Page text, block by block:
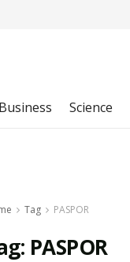
Business Science
Tag PASPOR
PASPOR